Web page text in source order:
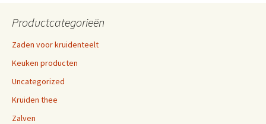
Productcategorieën
Zaden voor kruidenteelt
Keuken producten
Uncategorized
Kruiden thee
Zalven